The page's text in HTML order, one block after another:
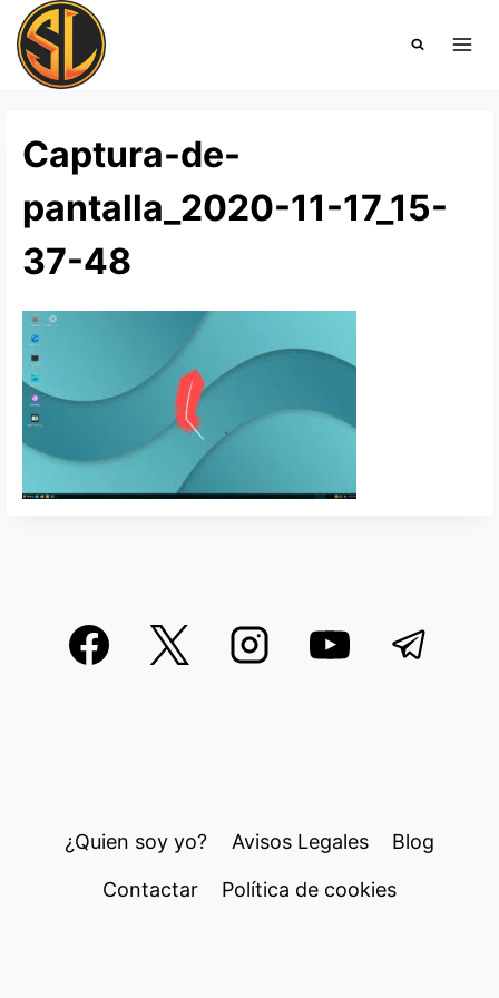
Saltar
contenido
Captura-de-
pantalla_2020-11-17_15-
37-48
¿Quien soy yo? Avisos Legales Blog
Contactar Política de cookies